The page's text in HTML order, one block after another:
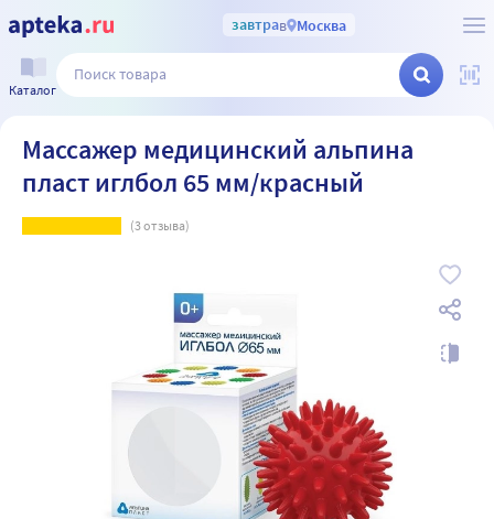
завтрав Москва
Каталог
Массажер медицинский альпина
пласт иглбол 65 мм/красный
(3отзыва)